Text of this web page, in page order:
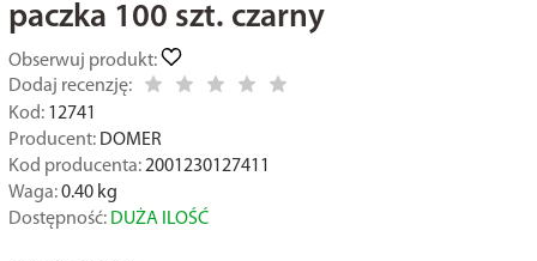
paczka 100 szt. czarny
Obserwuj produkt:
Dodaj recenzję:
Kod: 12741
Producent: DOMER
Kod producenta: 2001230127411
Waga: 0.40kg
Dostępność: DUŻA ILOŚĆ